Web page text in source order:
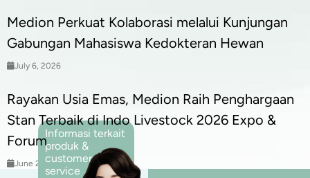
Medion Perkuat Kolaborasi melalui Kunjungan
Gabungan Mahasiswa Kedokteran Hewan
July 6, 2026
Rayakan Usia Emas, Medion Raih Penghargaan
Stan Terbaik di Indo Livestock 2026 Expo &
Forum
June 25, 2026
Informasi terkait
produk &
customer
service